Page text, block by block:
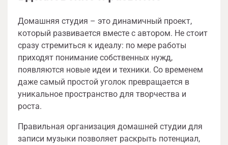
Домашняя студия – это динамичный проект,
который развивается вместе с автором. Не стоит
сразу стремиться к идеалу: по мере работы
приходят понимание собственных нужд,
появляются новые идеи и техники. Со временем
даже самый простой уголок превращается в
уникальное пространство для творчества и
роста.
Правильная организация домашней студии для
записи музыки позволяет раскрыть потенциал,